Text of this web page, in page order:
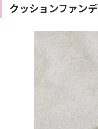
クッションファン